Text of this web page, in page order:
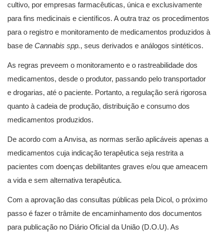
cultivo, por empresas farmacêuticas, única e exclusivamente
para fins medicinais e científicos. A outra traz os procedimentos
para o registro e monitoramento de medicamentos produzidos à
base de Cannabis spp., seus derivados e análogos sintéticos.
As regras preveem o monitoramento e o rastreabilidade dos
medicamentos, desde o produtor, passando pelo transportador
e drogarias, até o paciente. Portanto, a regulação será rigorosa
quanto à cadeia de produção, distribuição e consumo dos
medicamentos produzidos.
De acordo com a Anvisa, as normas serão aplicáveis apenas a
medicamentos cuja indicação terapêutica seja restrita a
pacientes com doenças debilitantes graves e/ou que ameacem
a vida e sem alternativa terapêutica.
Com a aprovação das consultas públicas pela Dicol, o próximo
passo é fazer o trâmite de encaminhamento dos documentos
para publicação no Diário Oficial da União (D.O.U). As